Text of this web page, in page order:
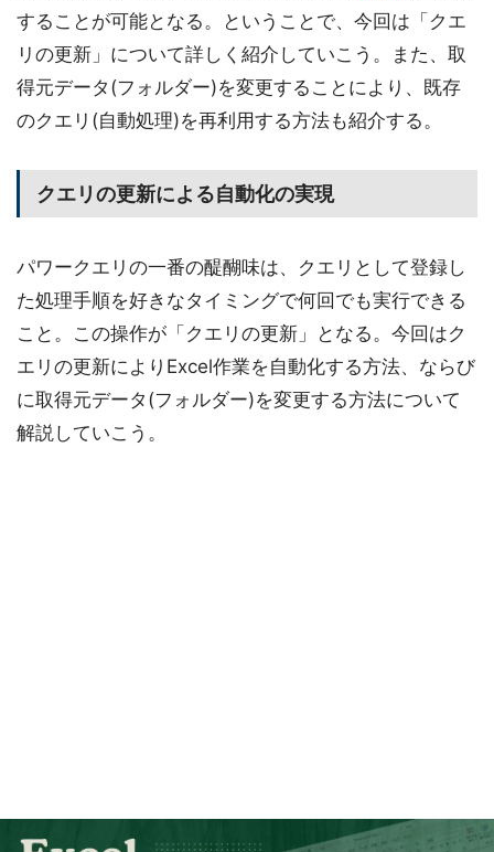
することが可能となる。ということで、今回は「クエ
リの更新」について詳しく紹介していこう。また、取
得元データ(フォルダー)を変更することにより、既存
のクエリ(自動処理)を再利用する方法も紹介する。
クエリの更新による自動化の実現
パワークエリの一番の醍醐味は、クエリとして登録し
た処理手順を好きなタイミングで何回でも実行できる
こと。この操作が「クエリの更新」となる。今回はク
エリの更新によりExcel作業を自動化する方法、ならび
に取得元データ(フォルダー)を変更する方法について
解説していこう。